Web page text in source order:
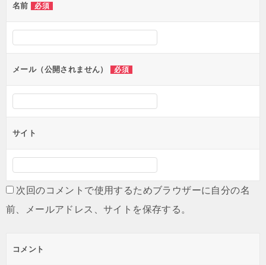
ー
シ
ョ
ン
名前 必須
メール（公開されません） 必須
サイト
次回のコメントで使用するためブラウザーに自分の名
前、メールアドレス、サイトを保存する。
コメント